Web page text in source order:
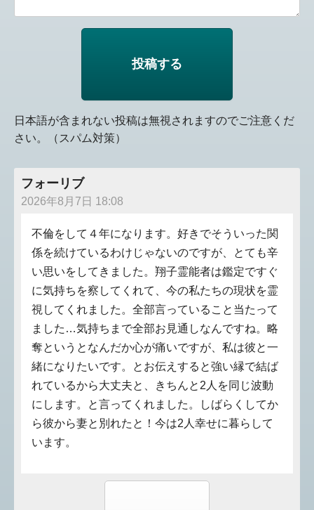
日本語が含まれない投稿は無視されますのでご注意くだ
さい。（スパム対策）
フォーリブ
2026年8月7日 18:08
不倫をして４年になります。好きでそういった関
係を続けているわけじゃないのですが、とても辛
い思いをしてきました。翔子霊能者は鑑定ですぐ
に気持ちを察してくれて、今の私たちの現状を霊
視してくれました。全部言っていること当たって
ました…気持ちまで全部お見通しなんですね。略
奪というとなんだか心が痛いですが、私は彼と一
緒になりたいです。とお伝えすると強い縁で結ば
れているから大丈夫と、きちんと2人を同じ波動
にします。と言ってくれました。しばらくしてか
ら彼から妻と別れたと！今は2人幸せに暮らして
います。